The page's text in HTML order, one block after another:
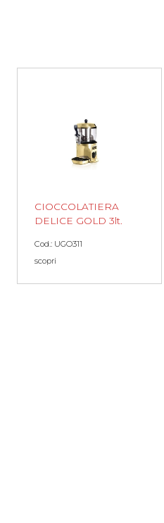
CIOCCOLATIERA
DELICE GOLD 3lt.
Cod.: UGO311
scopri